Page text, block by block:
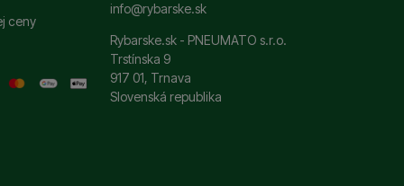
Ich pomocou
týchto cookies
nášho webu.
ponuky,
ceny
info@rybarske.sk
Rybarske.sk - PNEUMATO s.r.o.
Trstínska 9
917 01, Trnava
Slovenská republika